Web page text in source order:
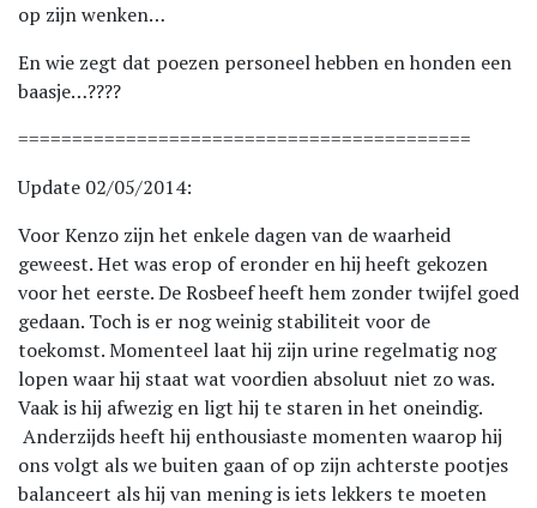
op zijn wenken…
En wie zegt dat poezen personeel hebben en honden een
baasje…????
==========================================
Update 02/05/2014:
Voor Kenzo zijn het enkele dagen van de waarheid
geweest. Het was erop of eronder en hij heeft gekozen
voor het eerste. De Rosbeef heeft hem zonder twijfel goed
gedaan. Toch is er nog weinig stabiliteit voor de
toekomst. Momenteel laat hij zijn urine regelmatig nog
lopen waar hij staat wat voordien absoluut niet zo was.
Vaak is hij afwezig en ligt hij te staren in het oneindig.
Anderzijds heeft hij enthousiaste momenten waarop hij
ons volgt als we buiten gaan of op zijn achterste pootjes
balanceert als hij van mening is iets lekkers te moeten